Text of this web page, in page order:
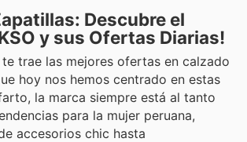
Descubre el
y sus Ofertas Diarias!
te trae las mejores ofertas en calzado
hoy nos hemos centrado en estas
la marca siempre está al tanto
para la mujer peruana,
accesorios chic hasta